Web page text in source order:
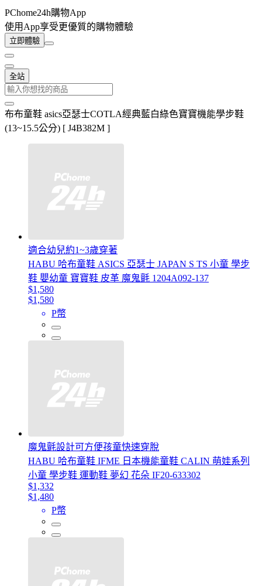
PChome24h購物App
使用App享受更優質的購物體驗
立即體驗
全站
布布童鞋 asics亞瑟士COTLA經典藍白綠色寶寶機能學步鞋
(13~15.5公分) [ J4B382M ]
適合幼兒約1~3歲穿著
HABU 哈布童鞋 ASICS 亞瑟士 JAPAN S TS 小童 學步
鞋 嬰幼童 寶寶鞋 皮革 魔鬼氈 1204A092-137
$1,580
$1,580
P幣
魔鬼氈設計可方便孩童快速穿脫
HABU 哈布童鞋 IFME 日本機能童鞋 CALIN 萌娃系列
小童 學步鞋 運動鞋 夢幻 花朵 IF20-633302
$1,332
$1,480
P幣